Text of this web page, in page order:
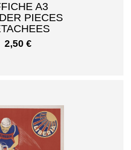
A3
PIECES
2,50 €